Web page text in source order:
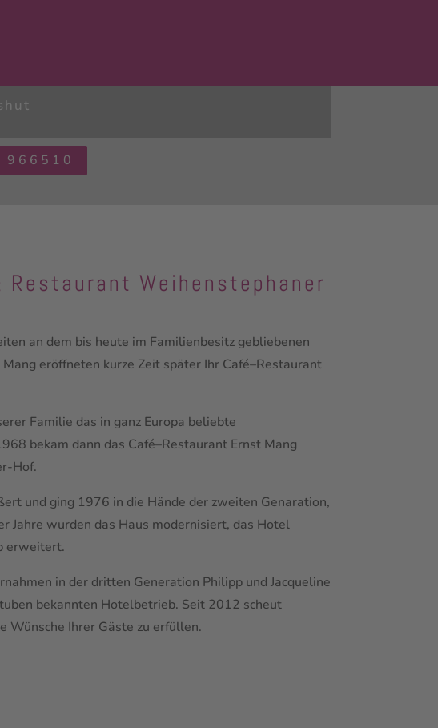
966510
Weihenstephaner
an dem bis heute im Familienbesitz gebliebenen
eröffneten kurze Zeit später Ihr Café–Restaurant
Familie das in ganz Europa beliebte
bekam dann das Café–Restaurant Ernst Mang
Hof.
und ging 1976 in die Hände der zweiten Genaration,
Jahre wurden das Haus modernisiert, das Hotel
erweitert.
in der dritten Generation Philipp und Jacqueline
bekannten Hotelbetrieb. Seit 2012 scheut
Wünsche Ihrer Gäste zu erfüllen.